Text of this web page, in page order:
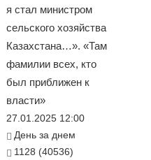
я стал министром
сельского хозяйства
Казахстана…». «Там
фамилии всех, кто
был приближен к
власти»
27.01.2025 12:00
День за днем
1128 (40536)